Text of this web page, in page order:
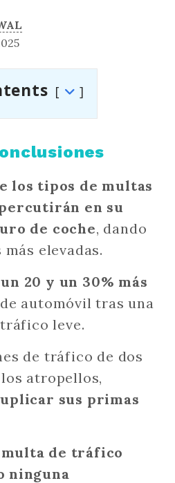
los tipos de multas
en su
de coche, dando
elevadas.
20 y un 30% más
automóvil tras una
leve.
de tráfico de dos
atropellos,
sus primas
de tráfico
ninguna